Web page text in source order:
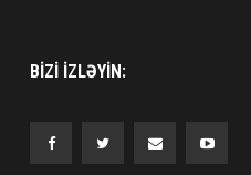
BIZI IZLƏYIN: